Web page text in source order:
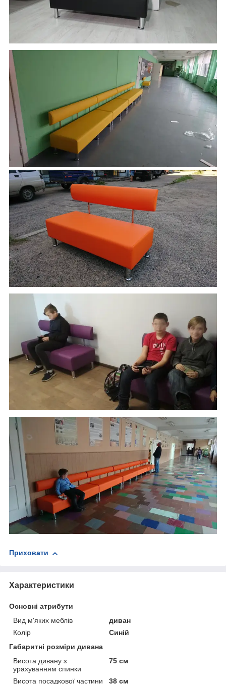
Приховати
Характеристики
Основні атрибути
Вид м'яких меблів
диван
Колір
Синій
Габаритні розміри дивана
Висота дивану з
урахуванням спинки
75 см
Висота посадкової частини
38 см